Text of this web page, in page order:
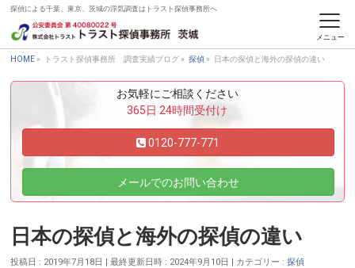
探偵による千葉、東京、茨城の浮気調査はトラスト探偵事務所へ
トラスト探偵事務所 調査実績ブログ
HOME » トラスト探偵事務所 調査実績ブログ » 探偵 » 日本の探偵と海外の探偵の違い
お気軽にご相談ください
365日 24時間受付け
0120-777-771
メールでのお問い合わせ
日本の探偵と海外の探偵の違い
投稿日 : 2019年7月18日 最終更新日時 : 2024年9月10日 カテゴリー :探偵